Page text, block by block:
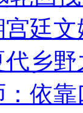
廷
乡
：依